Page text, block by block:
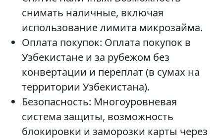
снимать наличные, включая
использование лимита микрозайма.
Оплата покупок: Оплата покупок в
Узбекистане и за рубежом без
конвертации и переплат (в сумах на
территории Узбекистана).
Безопасность: Многоуровневая
система защиты, возможность
блокировки и заморозки карты через